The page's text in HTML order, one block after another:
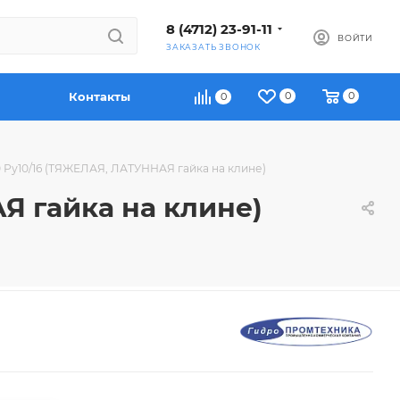
8 (4712) 23-91-11
ЗАКАЗАТЬ ЗВОНОК
ВОЙТИ
0 0 0
Контакты
Ру10/16 (ТЯЖЕЛАЯ, ЛАТУННАЯ гайка на клине)
гайка на клине)